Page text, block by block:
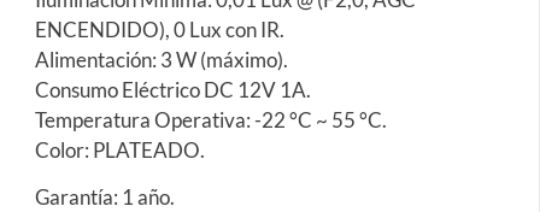
ENCENDIDO), 0 Lux con IR.
Alimentación: 3 W (máximo).
Consumo Eléctrico DC 12V 1A.
Temperatura Operativa: -22 °C ~ 55 °C.
Color: PLATEADO.
Garantía: 1 año.